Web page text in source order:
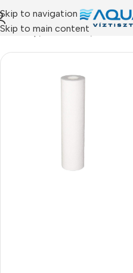
Skip to navigation
Skip to main content
Kezdőlap/Termékeink